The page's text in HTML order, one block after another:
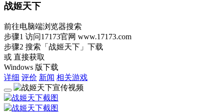
战姬天下
前往电脑端浏览器搜索
步骤1 访问17173官网 www.17173.com
步骤2 搜索 「战姬天下」 下载
或 直接获取
Windows 版下载
详细 评价 新闻 相关游戏